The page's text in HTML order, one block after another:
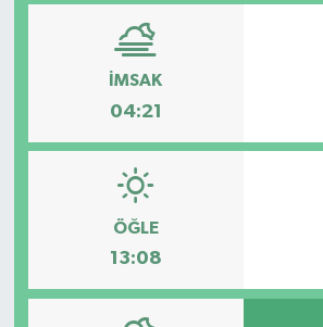
İMSAK
04:21
ÖĞLE
13:08
Kültür Sanat
Magazin
Politika